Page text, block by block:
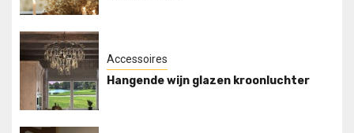
Accessoires
Hangende wijn glazen kroonluchter